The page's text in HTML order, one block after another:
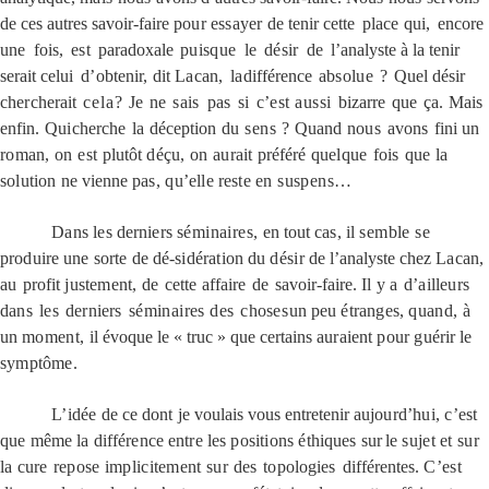
de ces autres savoir-faire pour essayer de tenir cette place qui, encore
une fois, est paradoxale puisque le désir de l’analyste à la tenir
serait celui d’obtenir, dit Lacan, ladifférence absolue ? Quel désir
chercherait cela? Je ne sais pas si c’est aussi bizarre que ça. Mais
enfin. Quicherche la déception du sens ? Quand nous avons fini un
roman, on est plutôt déçu, on aurait préféré quelque fois que la
solution ne vienne pas,qu’ellereste en suspens…
Dansles derniers séminaires, en tout cas,ilsemble se
produire une sorte de dé-sidérationdu désirdel’analyste chezLacan,
au profit justement, de cette affaire de savoir-faire. Il y a d’ailleurs
dans les derniers séminaires des chosesun peu étranges,quand, à
un moment, il évoque le « truc » quecertainsauraientpour guérirle
symptôme.
L’idée de ce dont je voulais vous entreteniraujourd’hui,c’est
que même la différence entre les positions éthiques surle sujetet sur
la cure repose implicitement sur des topologies différentes. C’est